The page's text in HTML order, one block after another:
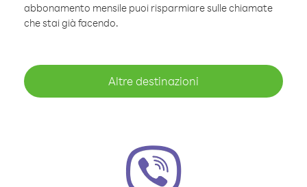
abbonamento mensile puoi risparmiare sulle chiamate
che stai già facendo.
Altre destinazioni